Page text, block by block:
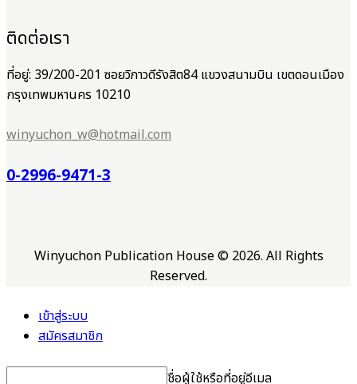
ติดต่อเรา
ที่อยู่: 39/200-201 ซอยวิภาวดีรังสิต84 แขวงสนามบิน เขตดอนเมือง
กรุงเทพมหานคร 10210
winyuchon_w@hotmail.com
0-2996-9471-3
Winyuchon Publication House © 2026. All Rights
Reserved.
เข้าสู่ระบบ
สมัครสมาชิก
ชื่อผู้ใช้หรือที่อยู่อีเมล